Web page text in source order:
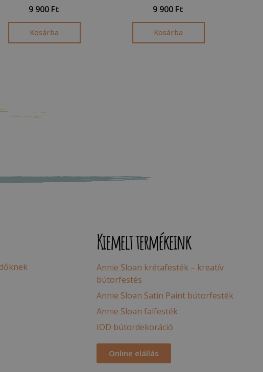
9 900 Ft
Kosárba
9 900 Ft
Kosárba
Kiemelt termékeink
Annie Sloan krétafesték – kreatív
bútorfestés
Annie Sloan Satin Paint bútorfesték
Annie Sloan falfesték
IOD bútordekoráció
Online elállás